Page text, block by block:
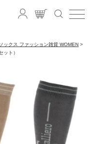
ックス ファッション雑貨 WOMEN
ット）